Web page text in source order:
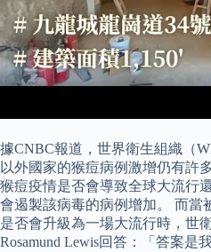
據CNBC報道，世界衛生組織（
以外國家的猴痘病例激增仍有許
猴痘疫情是否會導致全球大流行
會遏製該病毒的病例增加。 而當
是否會升級為一場大流行時，世
Rosamund Lewis回答：「答案是